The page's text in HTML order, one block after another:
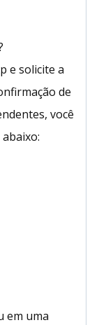
e solicite a
de
você
em uma